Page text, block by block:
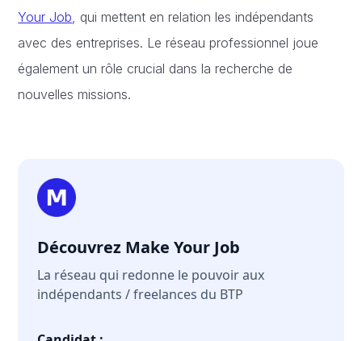
Your Job , qui mettent en relation les indépendants
avec des entreprises. Le réseau professionnel joue
également un rôle crucial dans la recherche de
nouvelles missions.
Découvrez Make Your Job
La réseau qui redonne le pouvoir aux
indépendants / freelances du BTP